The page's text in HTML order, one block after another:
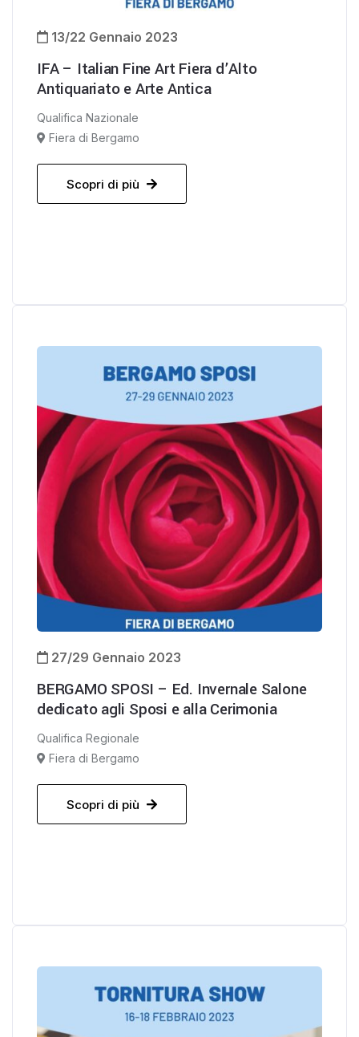
13/22 Gennaio 2023
IFA – Italian Fine Art Fiera d’Alto
Antiquariato e Arte Antica
Qualifica Nazionale
Fiera di Bergamo
Scopri di più
27/29 Gennaio 2023
BERGAMO SPOSI – Ed. Invernale Salone
dedicato agli Sposi e alla Cerimonia
Qualifica Regionale
Fiera di Bergamo
Scopri di più